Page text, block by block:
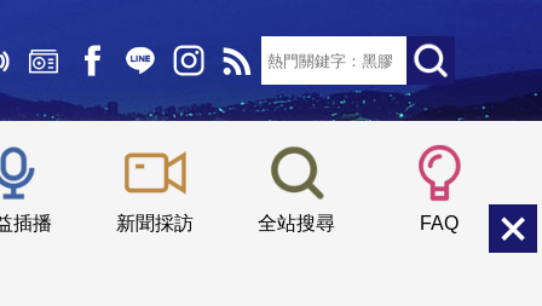
插播 新聞採訪 全站搜尋 FAQ
小 中